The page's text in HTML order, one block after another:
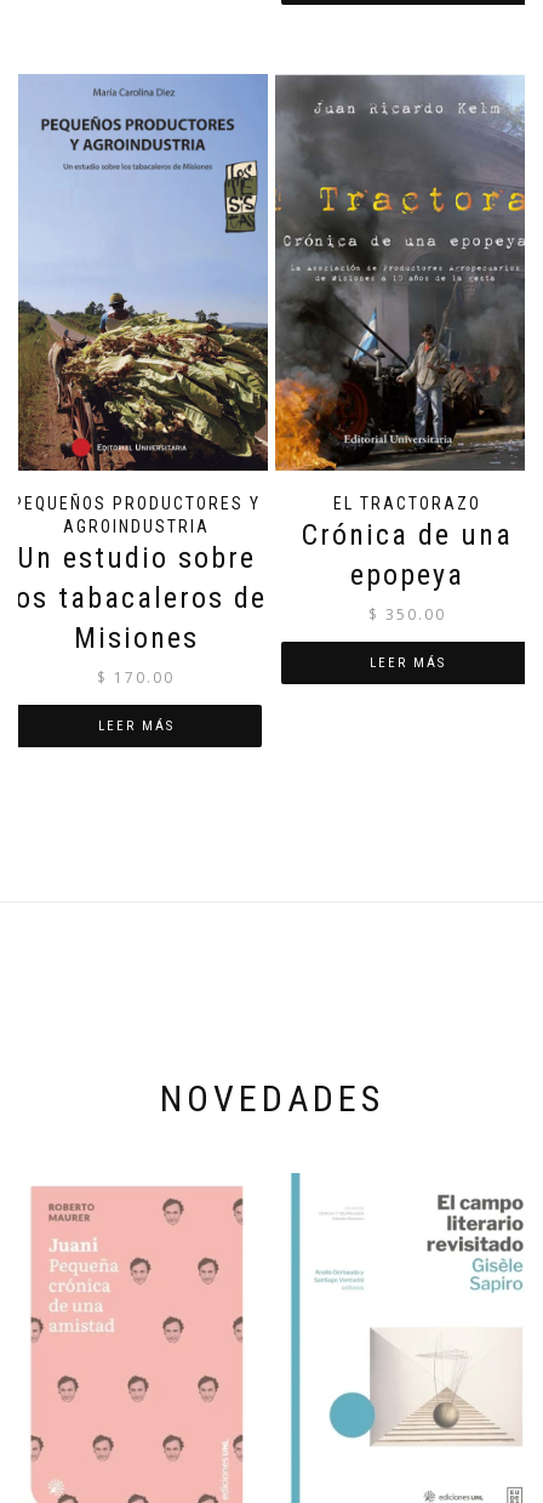
PEQUEÑOS PRODUCTORES Y
AGROINDUSTRIA
Un estudio sobre
los tabacaleros de
Misiones
$ 170.00
LEER MÁS
EL TRACTORAZO
Crónica de una
epopeya
$ 350.00
LEER MÁS
NOVEDADES